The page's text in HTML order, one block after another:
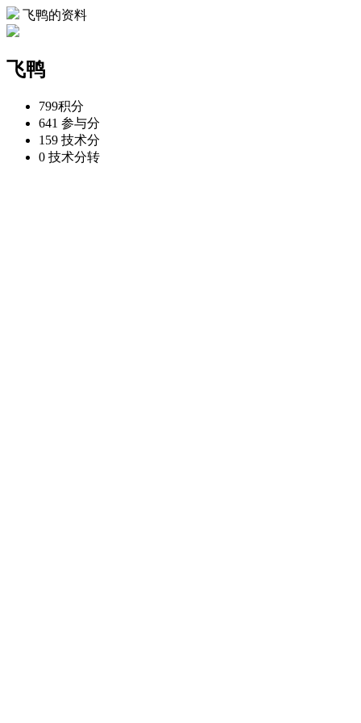
飞鸭的资料
飞鸭
799积分
641 参与分
159 技术分
0 技术分转